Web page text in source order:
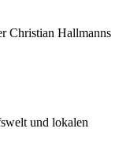
Christian Hallmanns
und lokalen